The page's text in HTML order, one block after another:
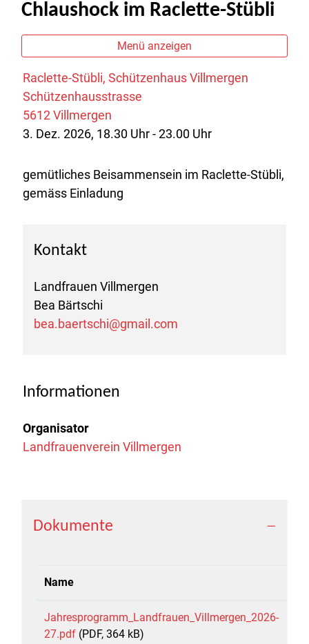
Chlaushock im Raclette-Stübli
Menü anzeigen
Raclette-Stübli, Schützenhaus Villmergen
Schützenhausstrasse
5612 Villmergen
3. Dez. 2026, 18.30 Uhr - 23.00 Uhr
gemütliches Beisammensein im Raclette-Stübli,
gemäss Einladung
Kontakt
Landfrauen Villmergen
Bea Bärtschi
bea.baertschi@gmail.com
Informationen
Organisator
Landfrauenverein Villmergen
Dokumente
Name
Jahresprogramm_Landfrauen_Villmergen_2026-
27.pdf (PDF, 364 kB)